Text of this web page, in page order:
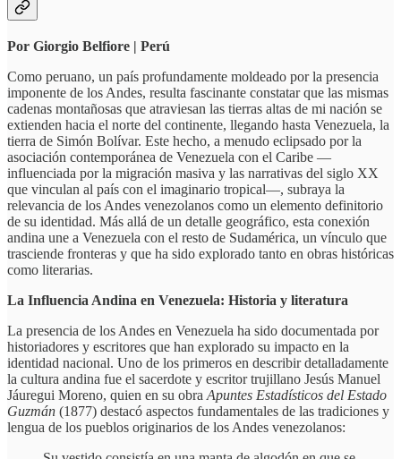
Por Giorgio Belfiore | Perú
Como peruano, un país profundamente moldeado por la presencia
imponente de los Andes, resulta fascinante constatar que las mismas
cadenas montañosas que atraviesan las tierras altas de mi nación se
extienden hacia el norte del continente, llegando hasta Venezuela, la
tierra de Simón Bolívar. Este hecho, a menudo eclipsado por la
asociación contemporánea de Venezuela con el Caribe —
influenciada por la migración masiva y las narrativas del siglo XX
que vinculan al país con el imaginario tropical—, subraya la
relevancia de los Andes venezolanos como un elemento definitorio
de su identidad. Más allá de un detalle geográfico, esta conexión
andina une a Venezuela con el resto de Sudamérica, un vínculo que
trasciende fronteras y que ha sido explorado tanto en obras históricas
como literarias.
La Influencia Andina en Venezuela: Historia y literatura
La presencia de los Andes en Venezuela ha sido documentada por
historiadores y escritores que han explorado su impacto en la
identidad nacional. Uno de los primeros en describir detalladamente
la cultura andina fue el sacerdote y escritor trujillano Jesús Manuel
Jáuregui Moreno, quien en su obra Apuntes Estadísticos del Estado
Guzmán (1877) destacó aspectos fundamentales de las tradiciones y
lengua de los pueblos originarios de los Andes venezolanos: